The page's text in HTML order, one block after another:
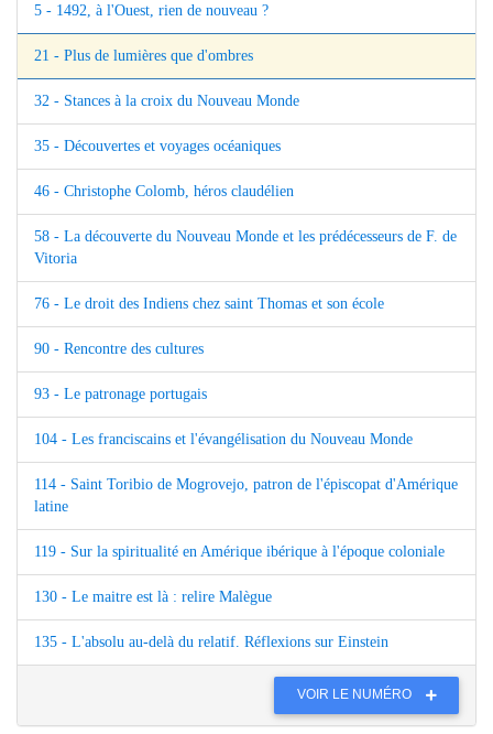
5 - 1492, à l'Ouest, rien de nouveau ?
21 - Plus de lumières que d'ombres
32 - Stances à la croix du Nouveau Monde
35 - Découvertes et voyages océaniques
46 - Christophe Colomb, héros claudélien
58 - La découverte du Nouveau Monde et les prédécesseurs de F. de
Vitoria
76 - Le droit des Indiens chez saint Thomas et son école
90 - Rencontre des cultures
93 - Le patronage portugais
104 - Les franciscains et l'évangélisation du Nouveau Monde
114 - Saint Toribio de Mogrovejo, patron de l'épiscopat d'Amérique
latine
119 - Sur la spiritualité en Amérique ibérique à l'époque coloniale
130 - Le maitre est là : relire Malègue
135 - L'absolu au-delà du relatif. Réflexions sur Einstein
VOIR LE NUMÉRO